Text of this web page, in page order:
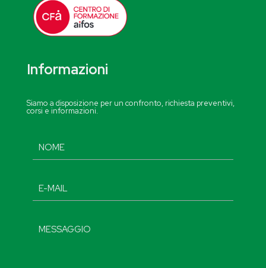
Informazioni
Siamo a disposizione per un confronto, richiesta preventivi,
corsi e informazioni.